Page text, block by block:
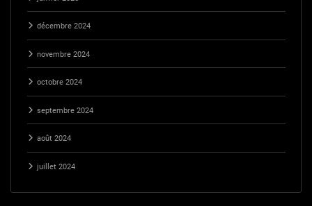
décembre 2024
novembre 2024
octobre 2024
septembre 2024
août 2024
juillet 2024